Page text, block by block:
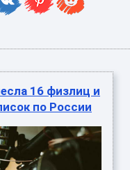
16 физлиц и
по России